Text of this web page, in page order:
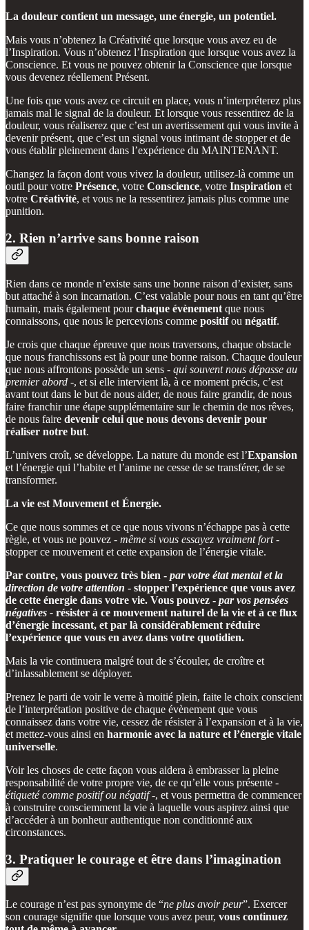
La douleur contient un message, une énergie, un potentiel.
Mais vous n’obtenez la Créativité que lorsque vous avez eu de
l’Inspiration. Vous n’obtenez l’Inspiration que lorsque vous avez la
Conscience. Et vous ne pouvez obtenir la Conscience que lorsque
vous devenez réellement Présent.
Une fois que vous avez ce circuit en place, vous n’interpréterez plus
jamais mal le signal de la douleur. Et lorsque vous ressentirez de la
douleur, vous réaliserez que c’est un avertissement qui vous invite à
devenir présent, que c’est un signal vous intimant de stopper et de
vous établir pleinement dans l’expérience du MAINTENANT.
Changez la façon dont vous vivez la douleur, utilisez-là comme un
outil pour votre Présence, votre Conscience, votre Inspiration et
votre Créativité, et vous ne la ressentirez jamais plus comme une
punition.
2. Rien n’arrive sans bonne raison
Rien dans ce monde n’existe sans une bonne raison d’exister, sans
but attaché à son incarnation. C’est valable pour nous en tant qu’être
humain, mais également pourchaque évènement que nous
connaissons, que nous le percevions comme positifou négatif.
Je crois que chaque épreuve que nous traversons, chaque obstacle
que nous franchissons est là pour une bonne raison. Chaque douleur
que nous affrontons possède un sens - qui souvent nous dépasse au
premier abord -, et si elle intervient là, à ce moment précis, c’est
avant tout dans le but de nous aider, de nous faire grandir, de nous
faire franchir une étape supplémentaire sur le chemin de nos rêves,
de nous faire devenir celui que nous devons devenir pour
réaliser notre but.
L’univers croît, se développe. La nature du monde est l’Expansion
et l’énergie qui l’habite et l’anime ne cesse de se transférer, de se
transformer.
La vie est Mouvement et Énergie.
Ce que nous sommes et ce que nous vivons n’échappe pas à cette
règle, et vous ne pouvez - même si vous essayez vraiment fort-
stopper ce mouvement et cette expansion de l’énergie vitale.
Par contre, vous pouvez très bien - par votre état mental et la
direction de votre attention - stopper l’expérience que vous avez
de cette énergie dans votre vie. Vous pouvez - par vos pensées
négatives - résister à ce mouvement naturel de la vie et à ce flux
d’énergie incessant, et par là considérablement réduire
l’expérience que vous en avez dans votre quotidien.
Mais la vie continuera malgré tout de s’écouler, de croître et
d’inlassablement se déployer.
Prenez le parti de voir le verre à moitié plein, faite le choix conscient
de l’interprétation positive de chaque évènement que vous
connaissez dans votre vie, cessez de résister à l’expansion et à la vie,
et mettez-vous ainsi en harmonie avec la nature et l’énergie vitale
universelle.
Voir les choses de cette façon vous aidera à embrasser la pleine
responsabilité de votre propre vie, de ce qu’elle vous présente -
étiqueté comme positif ou négatif-, et vous permettra de commencer
à construire consciemment la vie à laquelle vous aspirez ainsi que
d’accéder à un bonheur authentique non conditionné aux
circonstances.
3. Pratiquer le courage et être dans l’imagination
Le courage n’est pas synonyme de “ne plus avoir peur”. Exercer
son courage signifie que lorsque vous avez peur, vous continuez